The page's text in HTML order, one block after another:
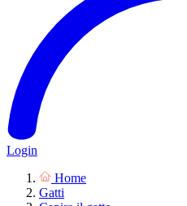
Login
Home
Gatti